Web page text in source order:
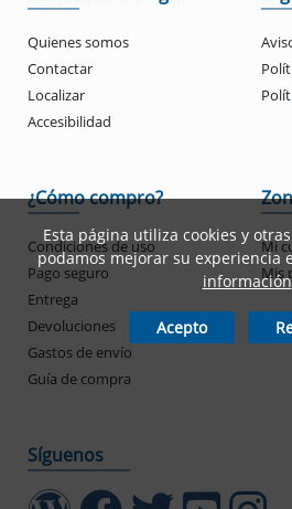
Quienes somos
Contactar
Localizar
Accesibilidad
¿Cómo compro?
Condiciones de uso
Pago seguro
Entrega
Devoluciones
Gastos de envío
Guía de compra
Mi
Mis
Síguenos
Esta página utiliza cookies y
podamos mejorar su experiencia
información
Acepto